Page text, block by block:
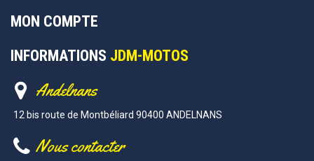
MON COMPTE
INFORMATIONS JDM-MOTOS
Andelnans
12 bis route de Montbéliard 90400 ANDELNANS
Nous contacter